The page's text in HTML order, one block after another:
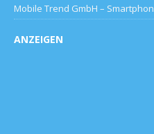
Mobile Trend GmbH –
ANZEIGEN